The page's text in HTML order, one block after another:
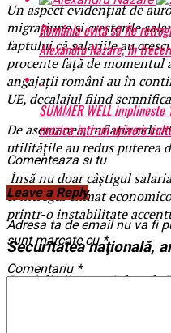
Un aspect evidenţiat de
migraţiune şi creşterile
faptului că salariile au
procente faţă de momentul
angajaţii români au în
UE, decalajul fiind
De asemenea, inflaţia
utilităţile au redus puterea
Însă nu doar câştigul
ci întregul climat
printr-o instabilitate
Securitatea naţională,
Specialiştii spun că faptul
sunt săraci, potrivit datelor
socioeconomică unde
România evită să fie
Alexandru Nazare, în
SUMMER WELL
muzica intr-un univers
Comenteaza si tu
Leave a Reply
Adresa ta de email nu va fi
sunt marcate cu*
Comentariu *